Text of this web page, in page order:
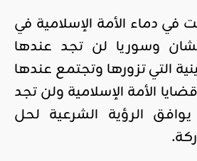
دماء الأمة الإسلامية في
وسوريا لن تجد عندها
التي تزورها وتجتمع عندها
الأمة الإسلامية ولن تجد
الرؤية الشرعية لحل